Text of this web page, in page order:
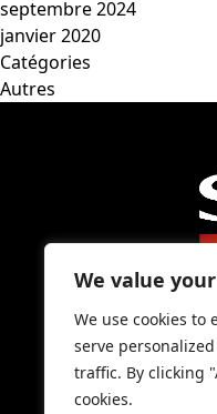
We value
We use cookies to
serve
traffic. By clicking
cookies.
septembre 2024
janvier 2020
Catégories
Autres